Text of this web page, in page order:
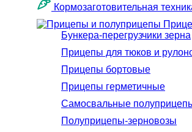
Кормозаготовительная
Бункера-перегрузчики зерна
Прицепы для тюков и
Прицепы бортовые
Прицепы герметичные
Самосвальные
Полуприцепы-зерновозы